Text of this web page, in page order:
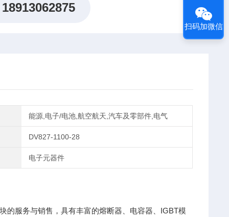
18913062875
能源,电子/电池,航空航天,汽车及零部件,电气
DV827-1100-28
电子元器件
的服务与销售，具有丰富的熔断器、电容器、IGBT模
扫码加微信